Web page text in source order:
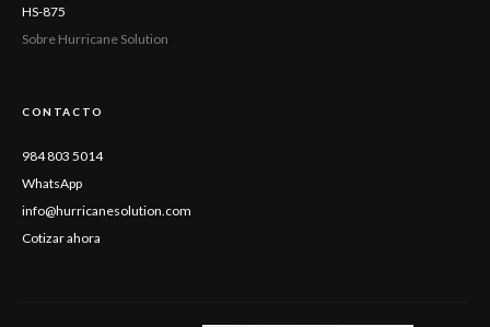
HS-875
Sobre Hurricane Solution
CONTACTO
984 803 5014
WhatsApp
info@hurricanesolution.com
Cotizar ahora